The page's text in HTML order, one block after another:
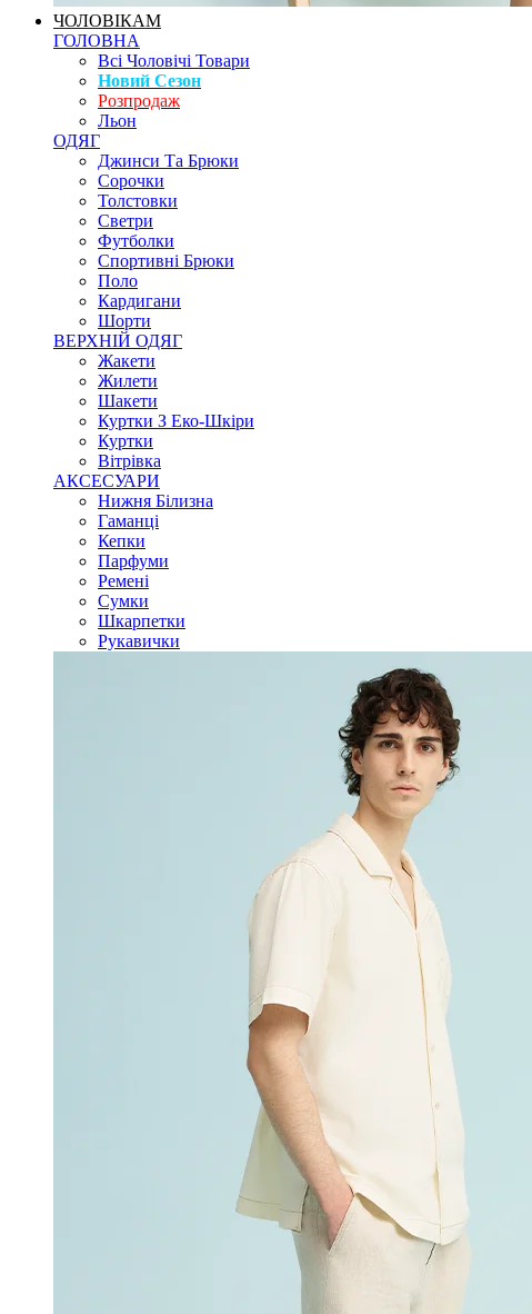
ЧОЛОВІКАМ
ГОЛОВНА
Всі Чоловічі Товари
Новий Сезон
Розпродаж
Льон
ОДЯГ
Джинси Та Брюки
Сорочки
Толстовки
Светри
Футболки
Спортивні Брюки
Поло
Кардигани
Шорти
ВЕРХНІЙ ОДЯГ
Жакети
Жилети
Шакети
Куртки З Еко-Шкіри
Куртки
Вітрівка
АКСЕСУАРИ
Нижня Білизна
Гаманці
Кепки
Парфуми
Ремені
Сумки
Шкарпетки
Рукавички